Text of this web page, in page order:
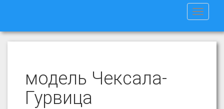
Toggle
модель Чексала-
Гурвица